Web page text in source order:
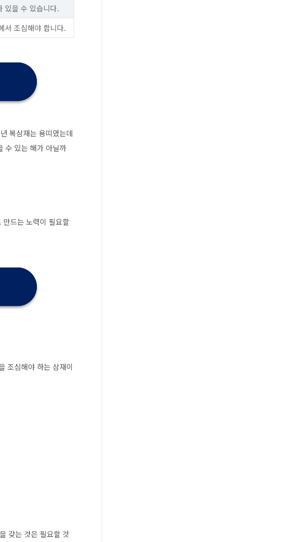
있을 수 있습니다.
서 조심해야 합니다.
복삼재는 용띠였는데
수 있는 해가 아닐까
만드는 노력이 필요할
조심해야 하는 삼재이
갖는 것은 필요할 것